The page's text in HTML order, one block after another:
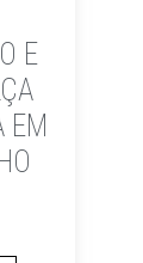
E
EM